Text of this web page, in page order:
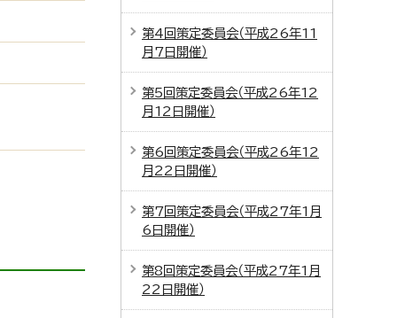
第4回策定委員会（平成26年11
月7日開催）
第5回策定委員会（平成26年12
月12日開催）
第6回策定委員会（平成26年12
月22日開催）
第7回策定委員会（平成27年1月
6日開催）
第8回策定委員会（平成27年1月
22日開催）